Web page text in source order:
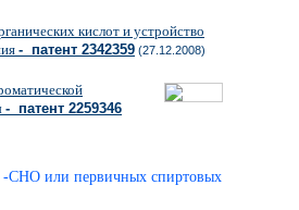
кислот и устройство
- патент 2342359 (27.12.2008)
- патент 2259346
-CHO или первичных спиртовых